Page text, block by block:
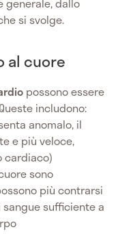
si svolge.
al cuore
possono essere
includono:
anomalo, il
e più veloce,
cardiaco)
sono
più contrarsi
sufficiente a